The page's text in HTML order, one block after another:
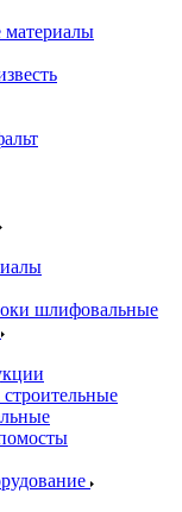
шлифовальные